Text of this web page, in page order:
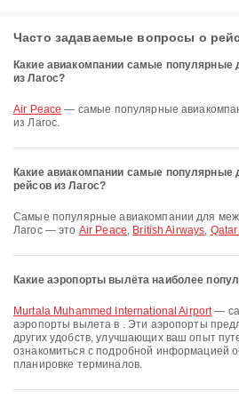
Часто задаваемые вопросы о
Какие авиакомпании самые популярные
из Лагос?
Air Peace — самые популярные
из Лагос.
Какие авиакомпании самые
рейсов из Лагос?
Самые популярные авиакомпании для международных рейсов из
Лагос — это Air Peace, British Airways,
Какие аэропорты вылёта наиболее
Murtala Muhammed International Airport—
аэропорты вылета в . Эти аэропорты
других удобств, улучшающих ваш опыт
ознакомиться с подробной информацией
планировке терминалов.